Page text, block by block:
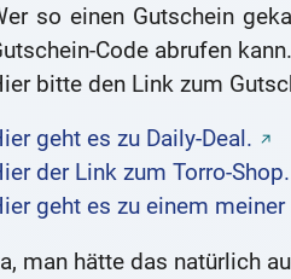
so einen Gutschein
Code abrufen kann.
bitte den Link zum
geht es zu Daily-Deal.
der Link zum Torro-Shop.
geht es zu einem
man hätte das natürlich